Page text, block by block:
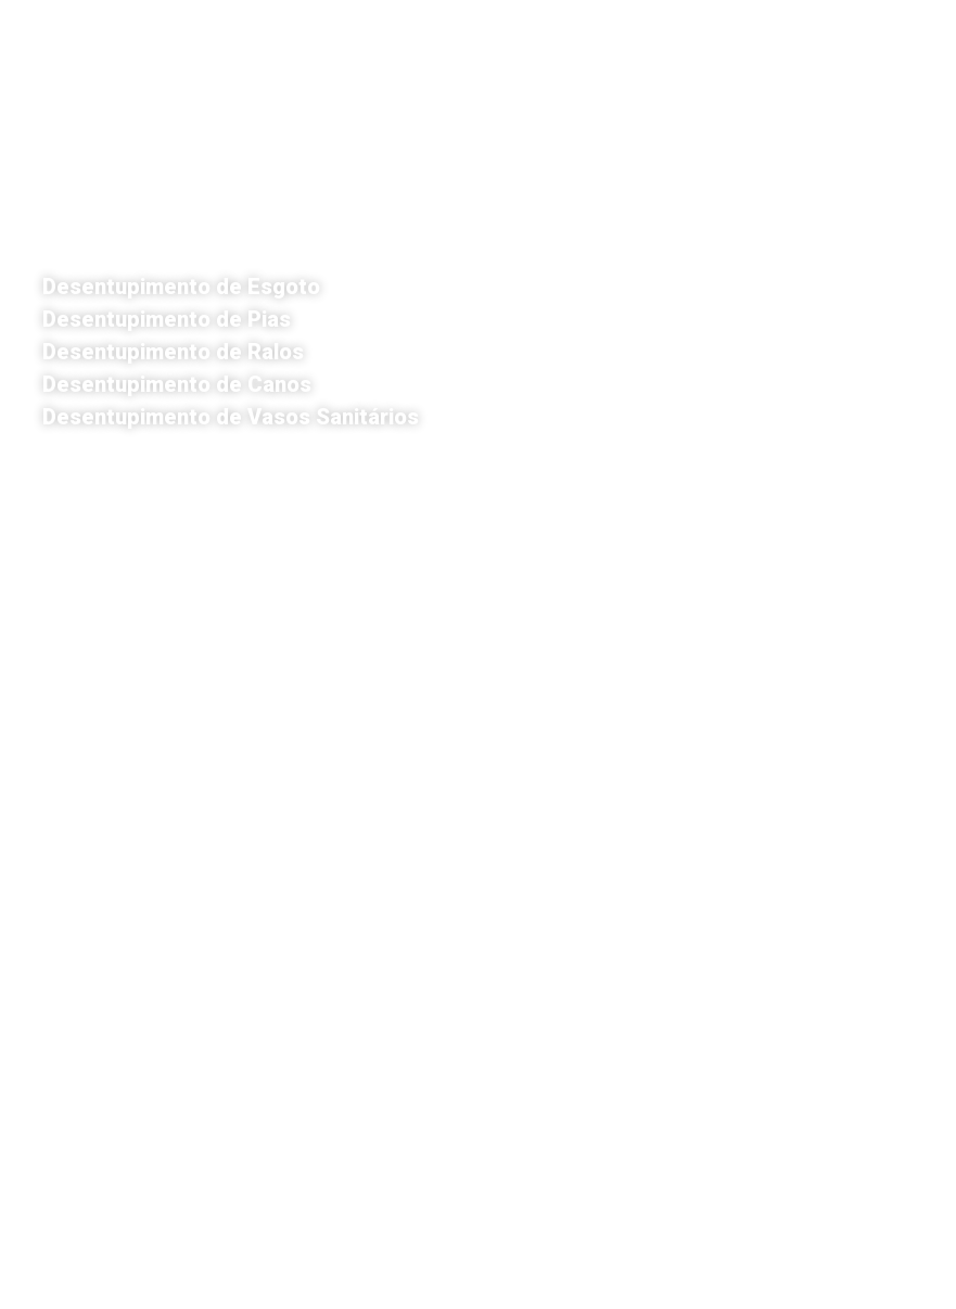
Desentupimento de Esgoto
Desentupimento de Pias
Desentupimento de Ralos
Desentupimento de Canos
Desentupimento de Vasos Sanitários